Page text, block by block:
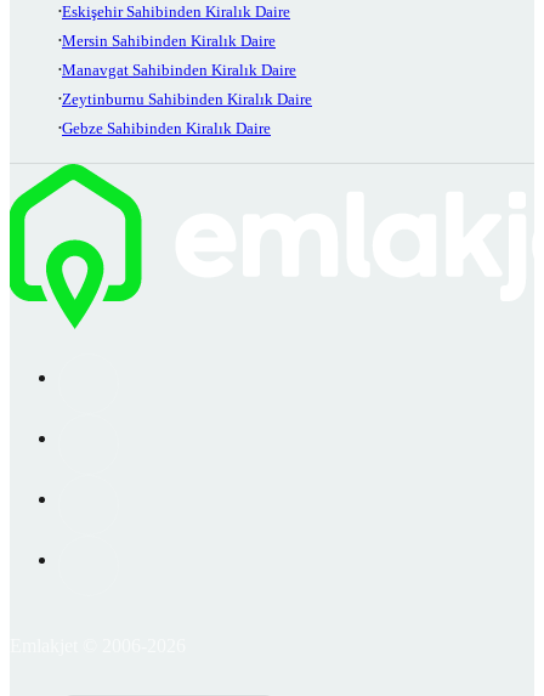
Eskişehir Sahibinden Kiralık Daire
Mersin Sahibinden Kiralık Daire
Manavgat Sahibinden Kiralık Daire
Zeytinburnu Sahibinden Kiralık Daire
Gebze Sahibinden Kiralık Daire